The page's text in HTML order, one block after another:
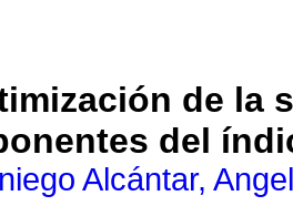
de la
del
Alcántar, Angel